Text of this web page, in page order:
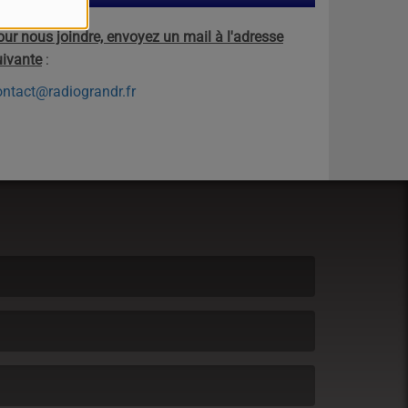
nous joindre, envoyez un mail à l'adresse
: